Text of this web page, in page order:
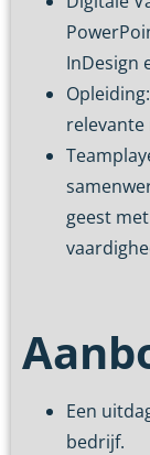
InDesign
geest
Een
bedrijf.